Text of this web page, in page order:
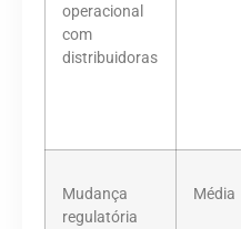
operacional
com
distribuidoras
Mudança
regulatória
Média